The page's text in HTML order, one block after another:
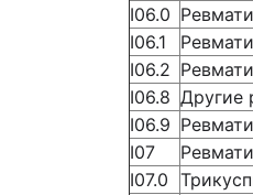
I06.0
I06.1
I06.2
I06.8 Другие
I06.9
I07
I07.0